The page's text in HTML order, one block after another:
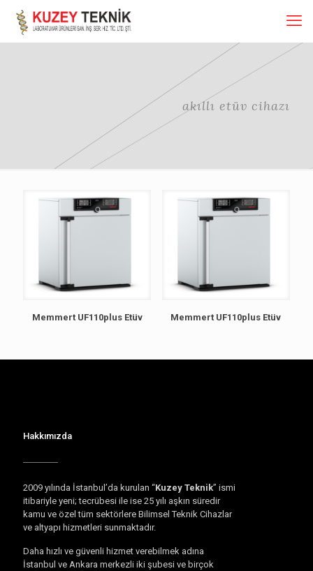
akıllı etüv cihazı
Memmert UF110plus Etüv Memmert UF110plus Etüv
Hakkımızda
2009 yılında İstanbul’da kurulan “Kuzey Teknik” ismi
itibariyle yeni; tecrübesi ile ise 25 yılı aşkın süredir
kamu ve özel tüm sektörlere Bilimsel Teknik Cihazlar
ve altyapı hizmetleri sunmaktadır.
Daha hızlı ve güvenli hizmet verebilmek adına
İstanbul ve Ankara merkezli iki şubesi ve birçok